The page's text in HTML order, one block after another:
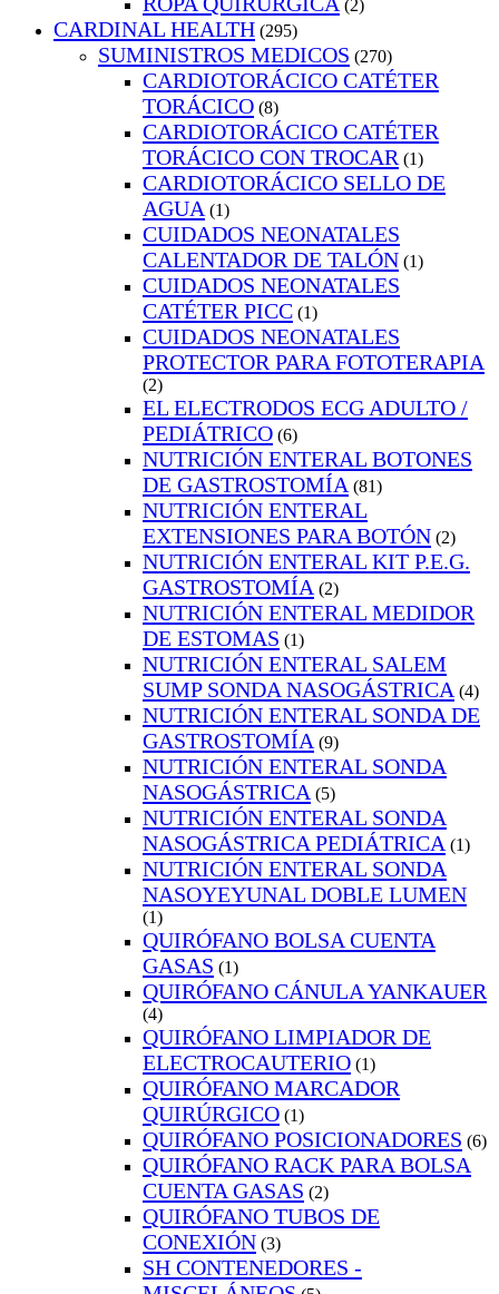
(2)
CARDINAL HEALTH (295)
SUMINISTROS MEDICOS (270)
CARDIOTORÁCICO CATÉTER
TORÁCICO (8)
CARDIOTORÁCICO CATÉTER
TORÁCICO CON TROCAR (1)
CARDIOTORÁCICO SELLO DE
AGUA (1)
CUIDADOS NEONATALES
CALENTADOR DE TALÓN (1)
CUIDADOS NEONATALES
CATÉTER PICC (1)
CUIDADOS NEONATALES
PROTECTOR PARA FOTOTERAPIA
(2)
EL ELECTRODOS ECG ADULTO /
PEDIÁTRICO (6)
NUTRICIÓN ENTERAL BOTONES
DE GASTROSTOMÍA (81)
NUTRICIÓN ENTERAL
EXTENSIONES PARA BOTÓN (2)
NUTRICIÓN ENTERAL KIT P.E.G.
GASTROSTOMÍA (2)
NUTRICIÓN ENTERAL MEDIDOR
DE ESTOMAS (1)
NUTRICIÓN ENTERAL SALEM
SUMP SONDA NASOGÁSTRICA (4)
NUTRICIÓN ENTERAL SONDA DE
GASTROSTOMÍA (9)
NUTRICIÓN ENTERAL SONDA
NASOGÁSTRICA (5)
NUTRICIÓN ENTERAL SONDA
NASOGÁSTRICA PEDIÁTRICA (1)
NUTRICIÓN ENTERAL SONDA
NASOYEYUNAL DOBLE LUMEN
(1)
QUIRÓFANO BOLSA CUENTA
GASAS (1)
QUIRÓFANO CÁNULA YANKAUER
(4)
QUIRÓFANO LIMPIADOR DE
ELECTROCAUTERIO (1)
QUIRÓFANO MARCADOR
QUIRÚRGICO (1)
QUIRÓFANO POSICIONADORES (6)
QUIRÓFANO RACK PARA BOLSA
CUENTA GASAS (2)
QUIRÓFANO TUBOS DE
CONEXIÓN (3)
SH CONTENEDORES -